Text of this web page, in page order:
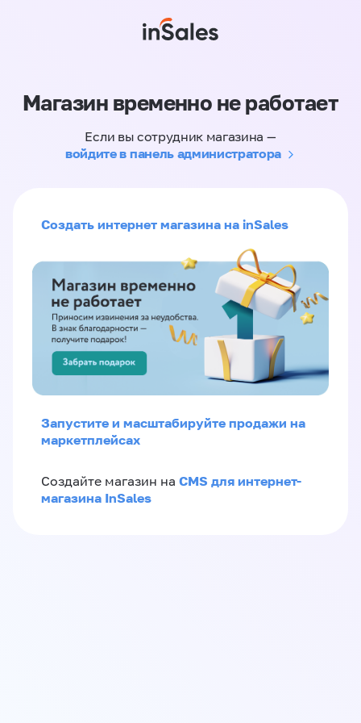
Магазин временно не работает
Если вы сотрудник магазина —
войдите в панель администратора
Создать интернет магазина на inSales
Запустите и масштабируйте продажи на
маркетплейсах
Создайте магазин на CMS для интернет-
магазина InSales